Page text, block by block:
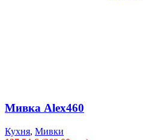
Мивка Alex460
Кухня, Мивки